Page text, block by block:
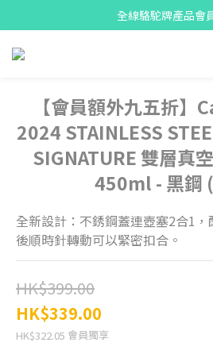
X Pay ！  新註冊用戶首單
全線駱駝牌產品會
購物折實滿$300可享
【會員額外九五折】
2024 STAINLESS
SIGNATURE 雙層真
450ml - 黑鋼
全新設計：不銹鋼蓋連壺塞2合1
後順時針轉動可以緊密扣合。
HK$399.00
HK$339.00
HK$322.05 會員獨享